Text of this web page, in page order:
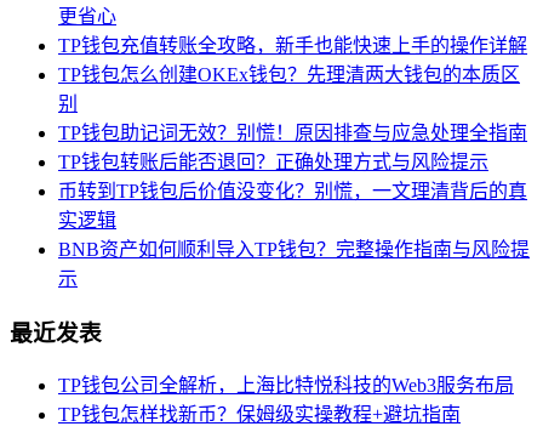
更省心
TP钱包充值转账全攻略，新手也能快速上手的操作详解
TP钱包怎么创建OKEx钱包？先理清两大钱包的本质区
别
TP钱包助记词无效？别慌！原因排查与应急处理全指南
TP钱包转账后能否退回？正确处理方式与风险提示
币转到TP钱包后价值没变化？别慌，一文理清背后的真
实逻辑
BNB资产如何顺利导入TP钱包？完整操作指南与风险提
示
最近发表
TP钱包公司全解析，上海比特悦科技的Web3服务布局
TP钱包怎样找新币？保姆级实操教程+避坑指南